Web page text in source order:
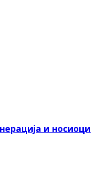
и носиоци